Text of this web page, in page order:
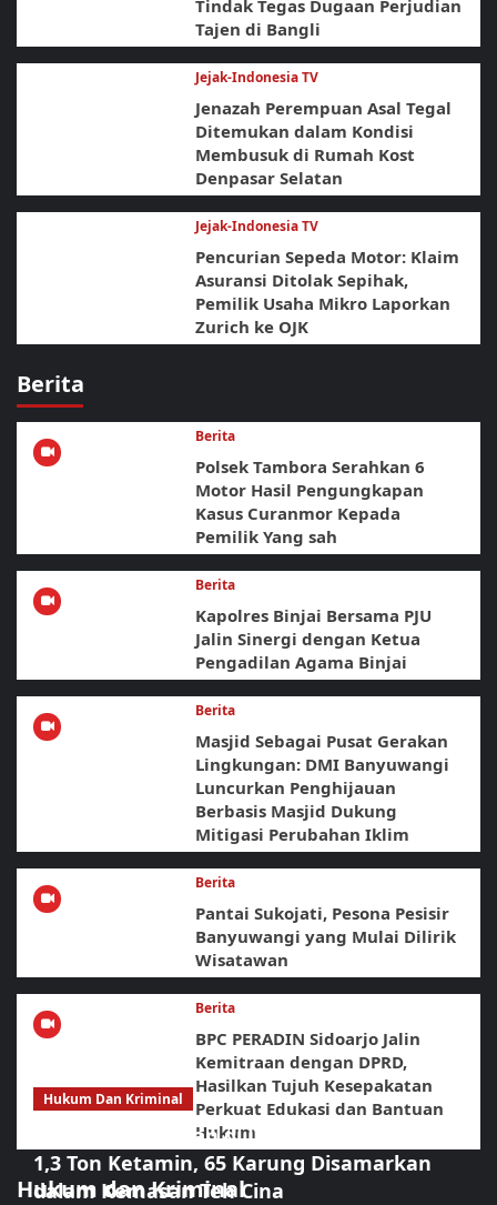
Tindak Tegas Dugaan Perjudian
Tajen di Bangli
Jejak-Indonesia TV
Jenazah Perempuan Asal Tegal
Ditemukan dalam Kondisi
Membusuk di Rumah Kost
Denpasar Selatan
Jejak-Indonesia TV
Pencurian Sepeda Motor: Klaim
Asuransi Ditolak Sepihak,
Pemilik Usaha Mikro Laporkan
Zurich ke OJK
Berita
Berita
Polsek Tambora Serahkan 6
Motor Hasil Pengungkapan
Kasus Curanmor Kepada
Pemilik Yang sah
Berita
Kapolres Binjai Bersama PJU
Jalin Sinergi dengan Ketua
Pengadilan Agama Binjai
Berita
Masjid Sebagai Pusat Gerakan
Lingkungan: DMI Banyuwangi
Luncurkan Penghijauan
Berbasis Masjid Dukung
Mitigasi Perubahan Iklim
Berita
Pantai Sukojati, Pesona Pesisir
Banyuwangi yang Mulai Dilirik
Wisatawan
Berita
BPC PERADIN Sidoarjo Jalin
Kemitraan dengan DPRD,
Hasilkan Tujuh Kesepakatan
Perkuat Edukasi dan Bantuan
Hukum
Hukum dan Kriminal
Hukum Dan Kriminal
Operasi Gabungan di Laut Bintan Bongkar
1,3 Ton Ketamin, 65 Karung Disamarkan
dalam Kemasan Teh Cina